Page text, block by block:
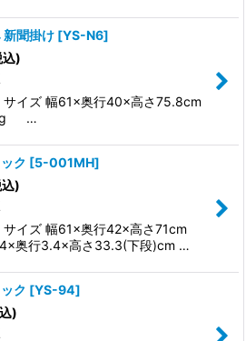
新聞掛け [YS-N6]
込)
イズ 幅61×奥行40×高さ75.8cm
…
ク [5-001MH]
)
サイズ 幅61×奥行42×高さ71cm
奥行3.4×高さ33.3(下段)cm …
ク [YS-94]
)